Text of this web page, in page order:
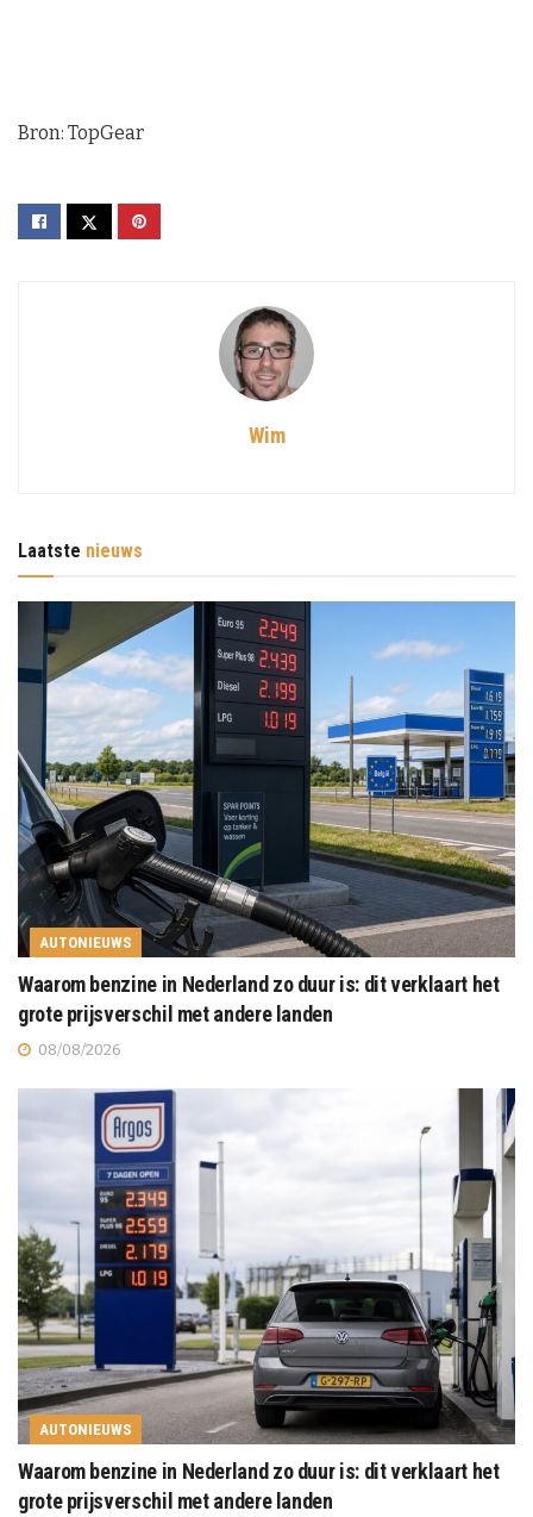
Bron: TopGear
Wim
Laatste nieuws
AUTONIEUWS
Waarom benzine in Nederland zo duur is: dit verklaart het
grote prijsverschil met andere landen
08/08/2026
AUTONIEUWS
Waarom benzine in Nederland zo duur is: dit verklaart het
grote prijsverschil met andere landen